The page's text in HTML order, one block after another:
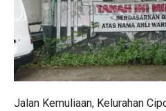
Jalan Kemuliaan, Kelurahan